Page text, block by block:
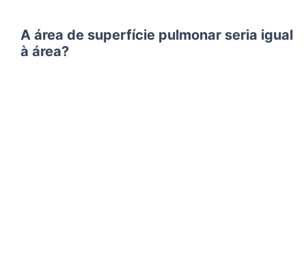
A área de superfície pulmonar seria igual
à área?